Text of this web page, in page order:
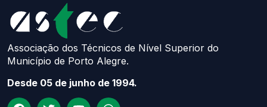
Associação dos Técnicos de Nível Superior do
Município de Porto Alegre.
Desde 05 de junho de 1994.